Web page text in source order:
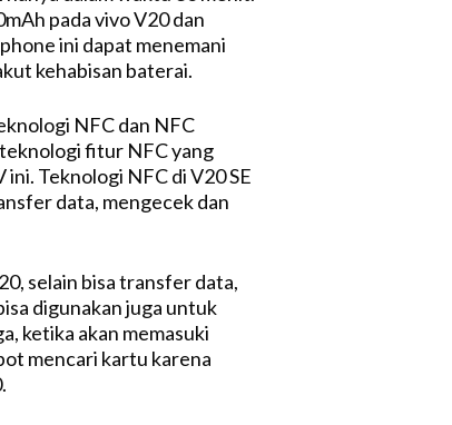
pada vivo V20 dan
ini dapat menemani
kehabisan baterai.
NFC dan NFC
fitur NFC yang
Teknologi NFC di V20 SE
data, mengecek dan
selain bisa transfer data,
digunakan juga untuk
ketika akan memasuki
mencari kartu karena